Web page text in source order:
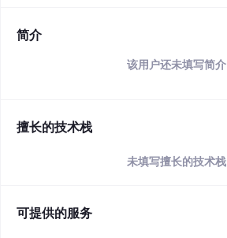
简介
该用户还未填写简介
擅长的技术栈
未填写擅长的技术栈
可提供的服务